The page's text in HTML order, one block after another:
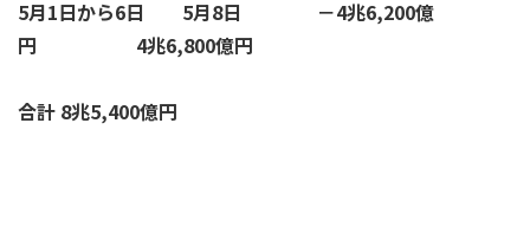
5月1日から6日 5月8日
－4兆6,200億
円 4兆6,800億円
合計 8兆5,400億円